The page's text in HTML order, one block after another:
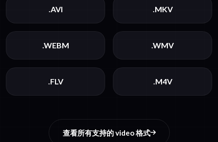
.AVI .MKV
.WEBM .WMV
.FLV .M4V
查看所有支持的 video 格式